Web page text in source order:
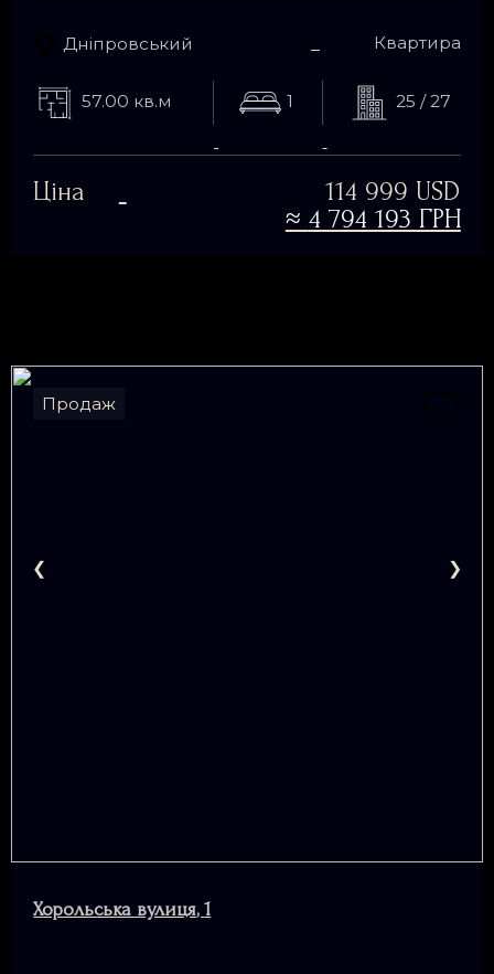
Дніпровський Квартира
57.00 кв.м 1 25 / 27
Ціна
114 999 USD
≈ 4 794 193 ГРН
Продаж
Хорольська вулиця,1